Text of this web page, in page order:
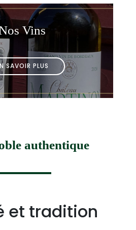
Vins
SAVOIR PLUS
authentique
et tradition